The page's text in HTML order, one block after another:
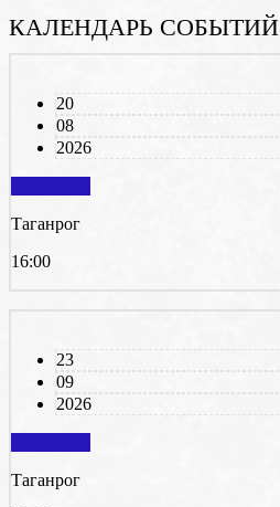
КАЛЕНДАРЬ СОБЫТИЙ
20
08
2026
Таганрог
16:00
23
09
2026
Таганрог